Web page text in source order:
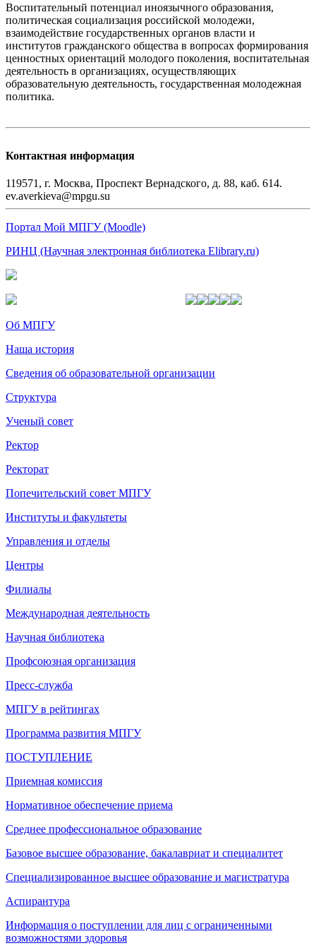
Воспитательный потенциал иноязычного образования,
политическая социализация российской молодежи,
взаимодействие государственных органов власти и
институтов гражданского общества в вопросах формирования
ценностных ориентаций молодого поколения, воспитательная
деятельность в организациях, осуществляющих
образовательную деятельность, государственная молодежная
политика.
Контактная информация
119571, г. Москва, Проспект Вернадского, д. 88, каб. 614.
ev.averkieva@mpgu.su
Портал Мой МПГУ (Moodle)
РИНЦ (Научная электронная библиотека Elibrary.ru)
Об МПГУ
Наша история
Сведения об образовательной организации
Структура
Ученый совет
Ректор
Ректорат
Попечительский совет МПГУ
Институты и факультеты
Управления и отделы
Центры
Филиалы
Международная деятельность
Научная библиотека
Профсоюзная организация
Пресс-служба
МПГУ в рейтингах
Программа развития МПГУ
ПОСТУПЛЕНИЕ
Приемная комиссия
Нормативное обеспечение приема
Среднее профессиональное образование
Базовое высшее образование, бакалавриат и специалитет
Специализированное высшее образование и магистратура
Аспирантура
Информация о поступлении для лиц с ограниченными
возможностями здоровья